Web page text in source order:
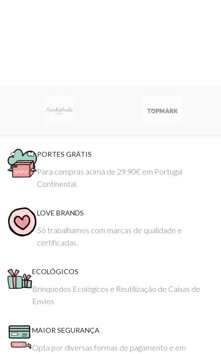
PORTES GRÁTIS
Para compras acima de 29.90€ em Portugal
Continental.
LOVE BRANDS
Só trabalhamos com marcas de qualidade e
certificadas.
ECOLÓGICOS
Brinquedos Ecológicos e Reutilização de Caixas de
Envios
MAIOR SEGURANÇA
Opta por diversas formas de pagamento e em